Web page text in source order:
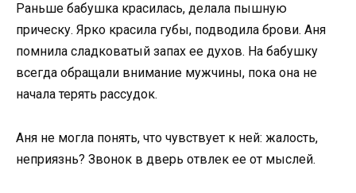
Раньше бабушка красилась, делала пышную
прическу. Ярко красила губы, подводила брови. Аня
помнила сладковатый запах ее духов. На бабушку
всегда обращали внимание мужчины, пока она не
начала терять рассудок.
Аня не могла понять, что чувствует к ней: жалость,
неприязнь? Звонок в дверь отвлек ее от мыслей.